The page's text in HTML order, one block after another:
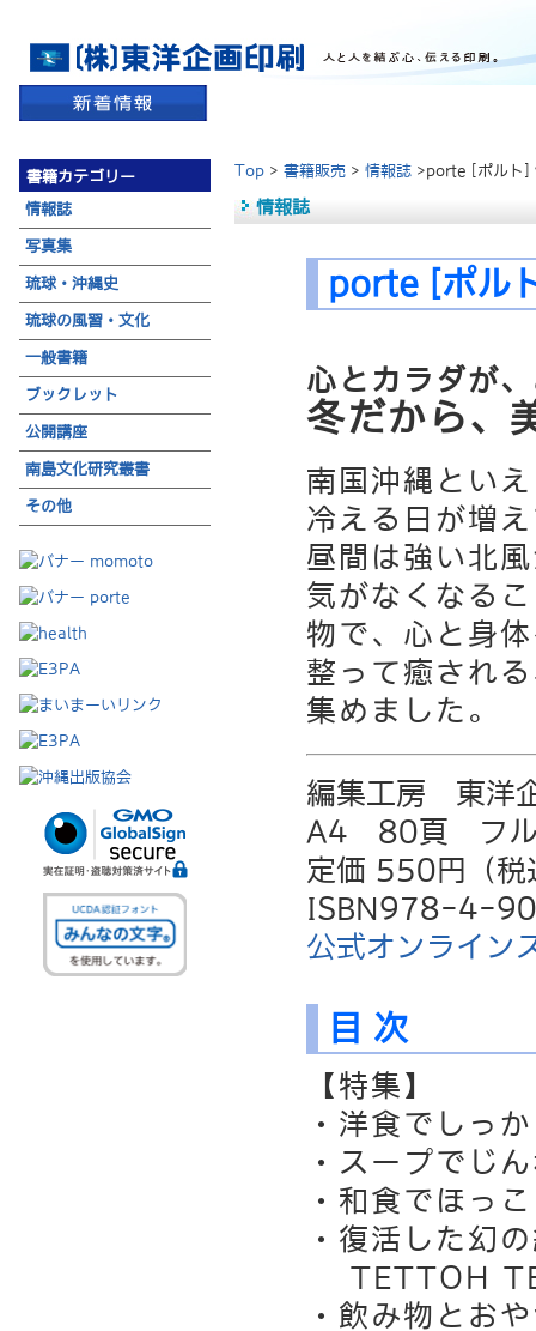
書籍カテゴリー
情報誌
写真集
琉球・沖縄史
琉球の風習・文化
一般書籍
ブックレット
公開講座
南島文化研究叢書
その他
Top> 書籍販売> 情報誌>porte [ポルト]
情報誌
porte [ポル
心とカラダが
冬だから、
南国沖縄とい
冷える日が増
昼間は強い北
気がなくなる
物で、心と身
整って癒され
集めました。
編集工房 東洋
A4 80頁 フル
定価 550円（税
ISBN978-4-
公式オンライン
目 次
【特集】
・洋食でしっ
・スープでじ
・和食でほっ
・復活した幻
TETTOH
・飲み物とお